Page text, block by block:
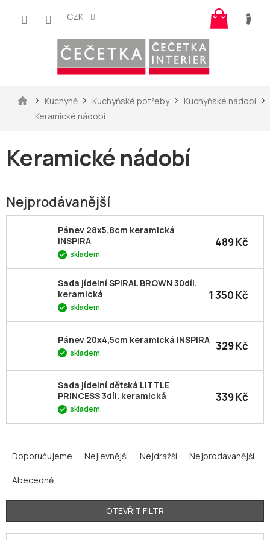
CZK
košík
DomůKuchyně Kuchyňské potřeby
Kuchyňské nádobí
Keramické nádobí
Keramické nádobí
Nejprodávanější
Pánev 28x5,8cm keramická
INSPIRA
skladem
489 Kč
Sada jídelní SPIRAL BROWN 30díl.
keramická
skladem
1 350 Kč
Pánev 20x4,5cm keramická INSPIRA
skladem 329 Kč
Sada jídelní dětská LITTLE
PRINCESS 3díl. keramická
skladem
339 Kč
a
e
n
p
Doporučujeme Nejlevnější Nejdražší Nejprodávanější
Abecedně
OTEVŘÍT FILTR